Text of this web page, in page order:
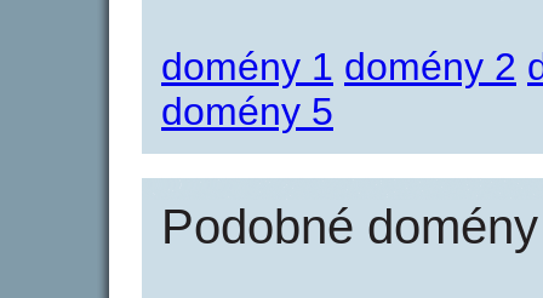
domény 1 domény 2
domény 5
Podobné